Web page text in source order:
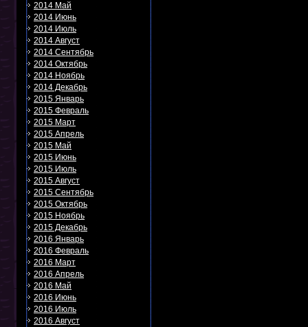
2014 Май
2014 Июнь
2014 Июль
2014 Август
2014 Сентябрь
2014 Октябрь
2014 Ноябрь
2014 Декабрь
2015 Январь
2015 Февраль
2015 Март
2015 Апрель
2015 Май
2015 Июнь
2015 Июль
2015 Август
2015 Сентябрь
2015 Октябрь
2015 Ноябрь
2015 Декабрь
2016 Январь
2016 Февраль
2016 Март
2016 Апрель
2016 Май
2016 Июнь
2016 Июль
2016 Август